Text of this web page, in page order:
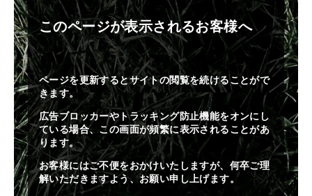
このページが表示されるお客様へ
ページを更新するとサイトの閲覧を続けることがで
きます。
広告ブロッカーやトラッキング防止機能をオンにし
ている場合、この画面が頻繁に表示されることがあ
ります。
お客様にはご不便をおかけいたしますが、何卒ご理
解いただきますよう、お願い申し上げます。